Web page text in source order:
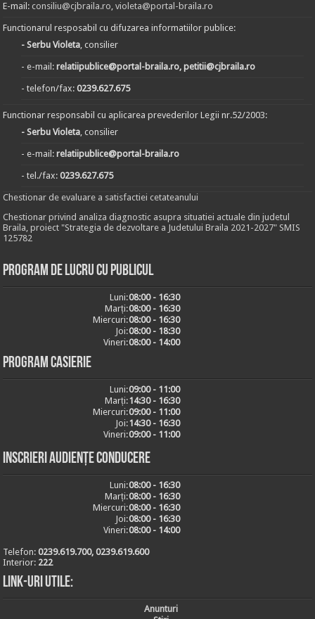
E-mail:consiliu@cjbraila.ro,violeta@portal-braila.ro
Functionarul resposabil cu difuzarea informatiilor publice:
- Serbu Violeta, consilier
- e-mail:relatiipublice@portal-braila.ro, petitii@cjbraila.ro
- telefon/fax:0239.627.675
Functionar responsabil cu aplicarea prevederilor Legii nr.52/2003:
- Serbu Violeta, consilier
- e-mail:relatiipublice@portal-braila.ro
- tel./fax:0239.627.675
Chestionar de evaluare a satisfactiei cetateanului
Chestionar privind analiza diagnostic asupra situatiei actuale din judetul
Braila, proiect "Strategia de dezvoltare a Judetului Braila 2021-2027" SMIS
125782
Program de lucru cu publicul
Luni:08:00 - 16:30
Marți:08:00 - 16:30
Miercuri:08:00 - 16:30
Joi:08:00 - 18:30
Vineri:08:00 - 14:00
Program casierie
Luni:09:00 - 11:00
Marți:14:30 - 16:30
Miercuri:09:00 - 11:00
Joi:14:30 - 16:30
Vineri:09:00 - 11:00
Inscrieri audiențe conducere
Luni:08:00 - 16:30
Marți:08:00 - 16:30
Miercuri:08:00 - 16:30
Joi:08:00 - 16:30
Vineri:08:00 - 14:00
Telefon:0239.619.700, 0239.619.600
Interior: 222
Link-uri utile:
Anunturi